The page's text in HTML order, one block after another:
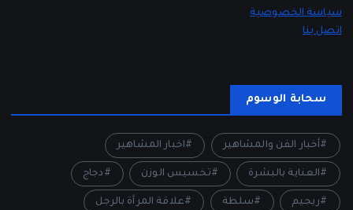
سياسة الخصوصية
اتصل بنا
سحابة الوسوم
أخبار الفن والمشاهير اخبار المشاهير
العناية بالبشرة تخسيس الوزن دجاج
ريجيم سلطة علاقة المرأة بالرجل